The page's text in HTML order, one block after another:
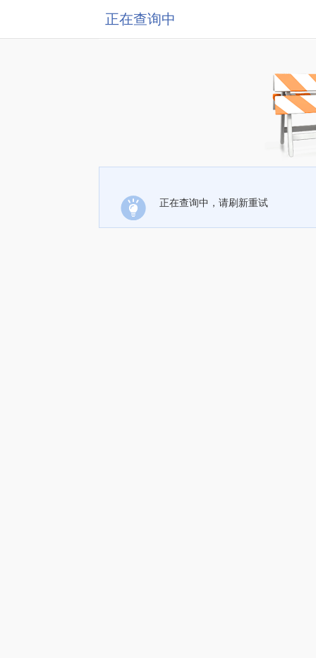
正在查询中
正在查询中，请刷新重试